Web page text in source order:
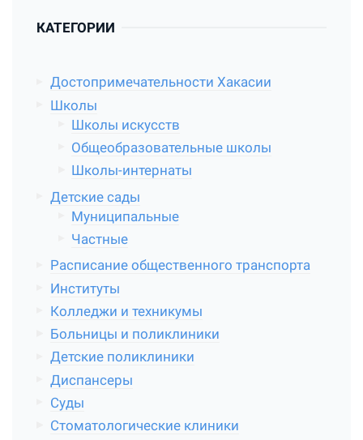
КАТЕГОРИИ
Достопримечательности Хакасии
Школы
Школы искусств
Общеобразовательные школы
Школы-интернаты
Детские сады
Муниципальные
Частные
Расписание общественного транспорта
Институты
Колледжи и техникумы
Больницы и поликлиники
Детские поликлиники
Диспансеры
Суды
Стоматологические клиники